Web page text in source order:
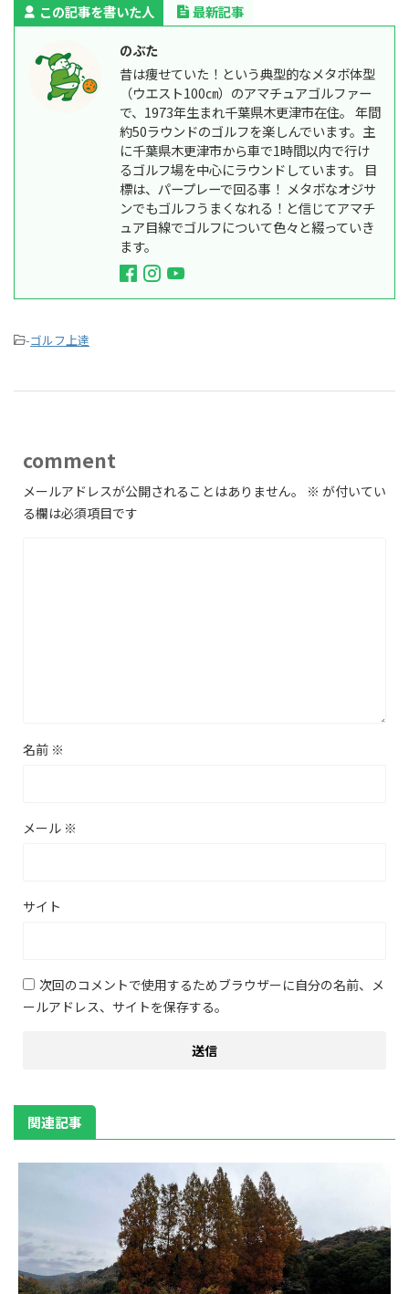
この記事を書いた人
最新記事
のぶた
昔は痩せていた！という典型的なメタボ体型
（ウエスト100㎝）のアマチュアゴルファー
で、1973年生まれ千葉県木更津市在住。 年間
約50ラウンドのゴルフを楽しんでいます。主
に千葉県木更津市から車で1時間以内で行け
るゴルフ場を中心にラウンドしています。 目
標は、パープレーで回る事！ メタボなオジサ
ンでもゴルフうまくなれる！と信じてアマチ
ュア目線でゴルフについて色々と綴っていき
ます。
-ゴルフ上達
comment
メールアドレスが公開されることはありません。 ※ が付いてい
る欄は必須項目です
名前 ※
メール ※
サイト
次回のコメントで使用するためブラウザーに自分の名前、メ
ールアドレス、サイトを保存する。
関連記事